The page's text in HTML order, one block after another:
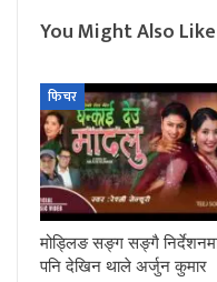
You Might Also Like
फिचर
मोड्लिङ सङ्ग सङ्गै
पनि देखिन थाले अर्जुन कुमार